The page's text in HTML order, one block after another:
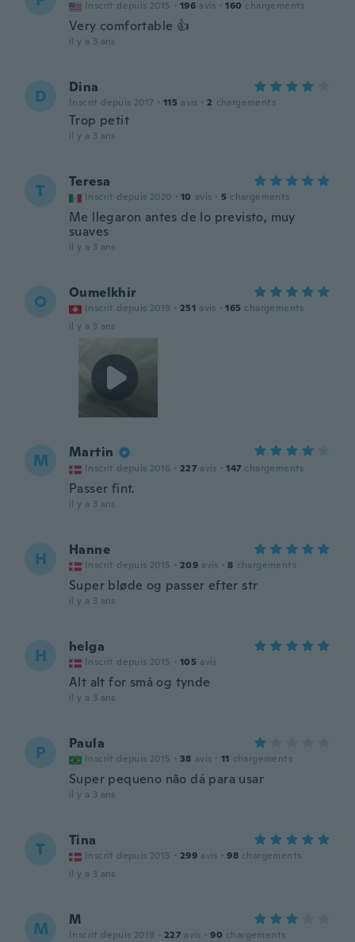
Inscrit depuis 2015 · 196 avis · 160 chargements
Very comfortable 👍
il y a 3 ans
D Dina
Inscrit depuis 2017 · 115 avis · 2 chargements
Trop petit
il y a 3 ans
T Teresa
Inscrit depuis 2020 · 10 avis · 5 chargements
Me llegaron antes de lo previsto, muy
suaves
il y a 3 ans
O Oumelkhir
Inscrit depuis 2019 · 251 avis · 165 chargements
il y a 3 ans
M Martin
Inscrit depuis 2016 · 227 avis · 147 chargements
Passer fint.
il y a 3 ans
H Hanne
Inscrit depuis 2015 · 209 avis · 8 chargements
Super bløde og passer efter str
il y a 3 ans
H helga
Inscrit depuis 2015 · 105 avis
Alt alt for små og tynde
il y a 3 ans
P Paula
Inscrit depuis 2015 · 38 avis · 11 chargements
Super pequeno não dá para usar
il y a 3 ans
T Tina
Inscrit depuis 2015 · 299 avis · 98 chargements
il y a 3 ans
M M
Inscrit depuis 2019 · 227 avis · 90 chargements